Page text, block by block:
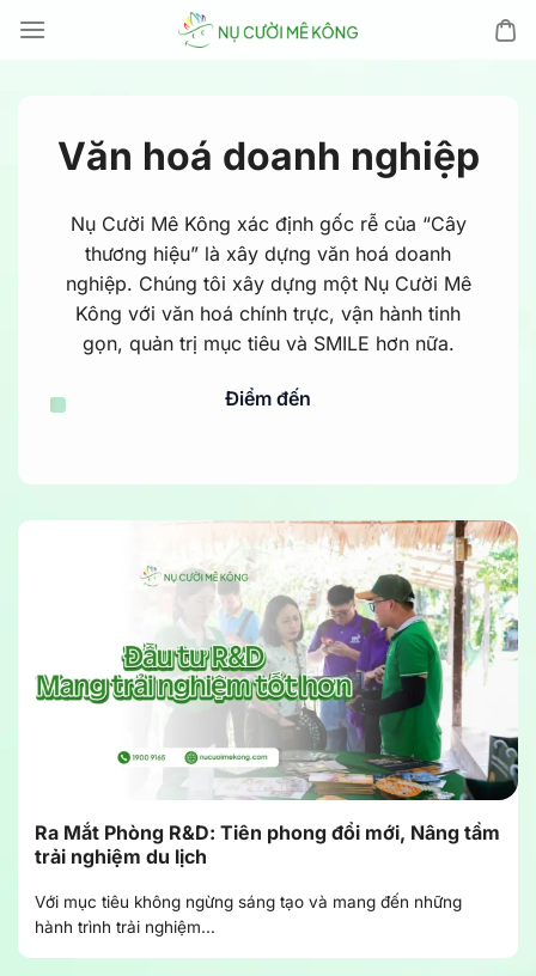
đến
Văn hoá doanh nghiệp
Nụ Cười Mê Kông xác định gốc rễ của “Cây
thương hiệu” là xây dựng văn hoá doanh
nghiệp. Chúng tôi xây dựng một Nụ Cười Mê
Kông với văn hoá chính trực, vận hành tinh
gọn, quản trị mục tiêu và SMILE hơn nữa.
Điểm đến
Ra Mắt Phòng R&D: Tiên phong đổi mới, Nâng tầm
trải nghiệm du lịch
Với mục tiêu không ngừng sáng tạo và mang đến những
hành trình trải nghiệm...